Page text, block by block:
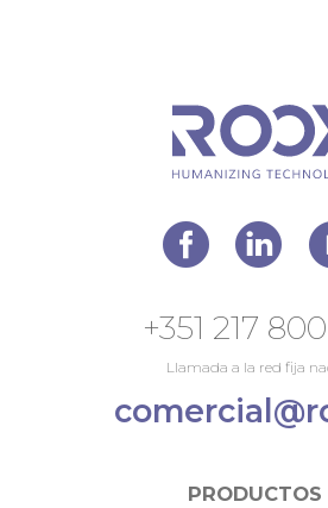
+351 217
Llamada a la red fija
PRODUCTOS